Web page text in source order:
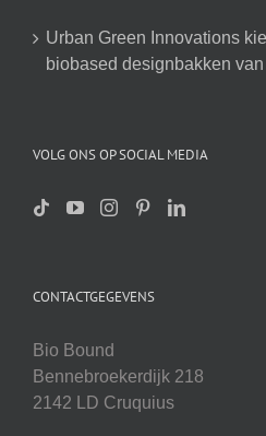
Urban Green Innovations
biobased designbakken
VOLG ONS OP SOCIAL MEDIA
CONTACTGEGEVENS
Bio Bound
Bennebroekerdijk 218
2142 LD Cruquius